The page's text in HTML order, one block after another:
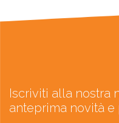
Iscriviti alla nostra
anteprima novità e